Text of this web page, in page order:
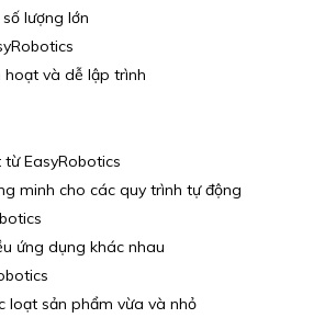
lượng lớn
và dễ lập trình
EasyRobotics
minh cho các quy trình tự động
ứng dụng khác nhau
loạt sản phẩm vừa và nhỏ